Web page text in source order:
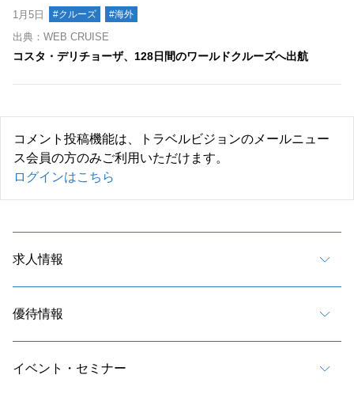
1月5日 #クルーズ #海外
出典：WEB CRUISE
コスタ・デリチョーザ、128日間のワールドクルーズへ出航
コメント投稿機能は、トラベルビジョンのメールニュー
ス会員の方のみご利用いただけます。
ログインはこちら
求人情報
優待情報
イベント・セミナー